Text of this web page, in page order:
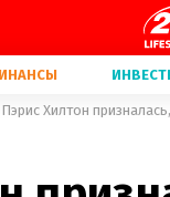
Пэрис Хилтон